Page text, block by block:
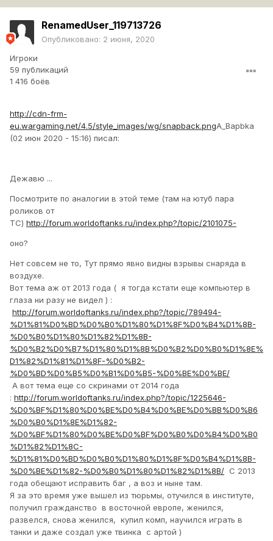
RenamedUser_119713726
Опубликовано: 2 июня, 2020
Игроки
59 публикаций
1 416 боёв
http://cdn-frm-
eu.wargaming.net/4.5/style_images/wg/snapback.pngA_Bapbka
(02 июн 2020 - 15:16) писал:
Дежавю ...
Посмотрите по аналогии в этой теме (там на ютуб пара
роликов от
ТС) http://forum.worldoftanks.ru/index.php?/topic/2101075-
оно?
Нет совсем не то, Тут прямо явно видны взрывы снаряда в
воздухе.
Вот тема аж от 2013 года ( я тогда кстати еще компьютер в
глаза ни разу не видел ) :
http://forum.worldoftanks.ru/index.php?/topic/789494-
%D1%81%D0%BD%D0%B0%D1%80%D1%8F%D0%B4%D1%8B-
%D0%B0%D1%80%D1%82%D1%8B-
%D0%B2%D0%B7%D1%80%D1%8B%D0%B2%D0%B0%D1%8E%
D1%82%D1%81%D1%8F-%D0%B2-
%D0%BD%D0%B5%D0%B1%D0%B5-%D0%BE%D0%BE/
А вот тема еще со скринами от 2014 года
: http://forum.worldoftanks.ru/index.php?/topic/1225646-
%D0%BF%D1%80%D0%BE%D0%B4%D0%BE%D0%BB%D0%B6
%D0%B0%D1%8E%D1%82-
%D0%BF%D1%80%D0%BE%D0%BF%D0%B0%D0%B4%D0%B0
%D1%82%D1%8C-
%D1%81%D0%BD%D0%B0%D1%80%D1%8F%D0%B4%D1%8B-
%D0%BE%D1%82-%D0%B0%D1%80%D1%82%D1%8B/ С 2013
года обещают исправить баг , а воз и ныне там.
Я за это время уже вышел из тюрьмы, отучился в институте,
получил гражданство в восточной европе, женился,
развелся, снова женился, купил комп, научился играть в
танки и даже создал уже твинка с артой )